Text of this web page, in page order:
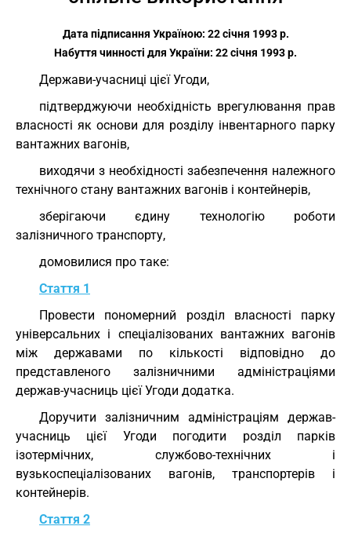
Дата підписання Україною: 22 січня 1993 р.
Набуття чинності для України: 22 січня 1993 р.
Держави-учасниці цієї Угоди,
підтверджуючи необхідність врегулювання прав
власності як основи для розділу інвентарного парку
вантажних вагонів,
виходячи з необхідності забезпечення належного
технічного стану вантажних вагонів і контейнерів,
зберігаючи єдину технологію роботи
залізничного транспорту,
домовилися про таке:
Стаття 1
Провести пономерний розділ власності парку
універсальних і спеціалізованих вантажних вагонів
між державами по кількості відповідно до
представленого залізничними адміністраціями
держав-учасниць цієї Угоди додатка.
Доручити залізничним адміністраціям держав-
учасниць цієї Угоди погодити розділ парків
ізотермічних, службово-технічних і
вузькоспеціалізованих вагонів, транспортерів і
контейнерів.
Стаття 2